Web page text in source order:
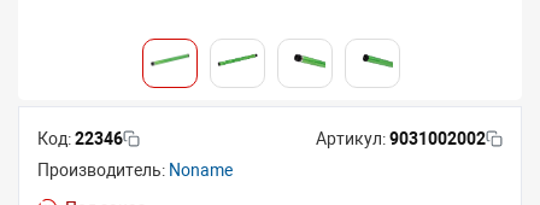
Код:22346 Артикул:9031002002
Производитель: Noname